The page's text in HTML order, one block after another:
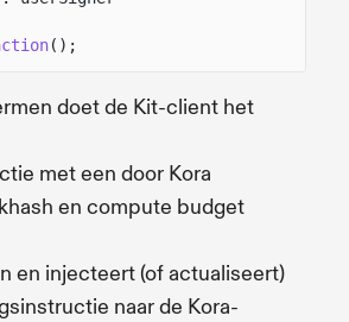
();
doet de Kit-client het
met een door Kora
en compute budget
en injecteert (of actualiseert)
naar de Kora-